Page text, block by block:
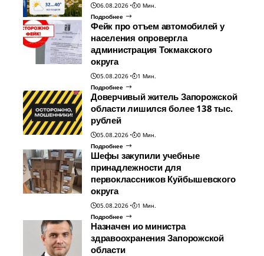
06.08.2026
0 Мин.
Подробнее
Фейк про отъем автомобилей у
населения опровергла
администрация Токмакского
округа
05.08.2026
1 Мин.
Подробнее
Доверчивый житель Запорожской
области лишился более 138 тыс.
рублей
05.08.2026
0 Мин.
Подробнее
Шефы закупили учебные
принадлежности для
первоклассников Куйбышевского
округа
05.08.2026
1 Мин.
Подробнее
Назначен ио министра
здравоохранения Запорожской
области